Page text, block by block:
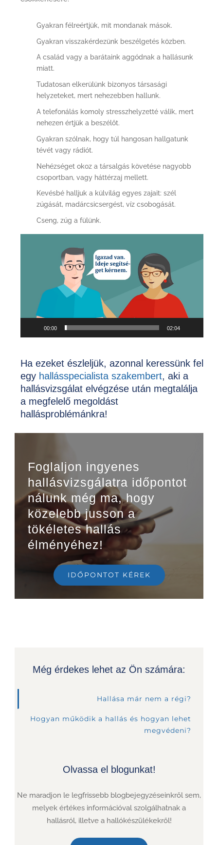
Gyakran félreértjük, mit mondanak mások.
Gyakran visszakérdezünk beszélgetés közben.
A család vagy a barátaink aggódnak a hallásunk
miatt.
Tudatosan elkerülünk bizonyos társasági
helyzeteket, mert nehezebben hallunk.
A telefonálás komoly stresszhelyzetté válik, mert
nehezen értjük a beszélőt.
Gyakran szólnak, hogy túl hangosan hallgatunk
tévét vagy rádiót.
Nehézséget okoz a társalgás követése nagyobb
csoportban, vagy háttérzaj mellett.
Kevésbé halljuk a külvilág egyes zajait: szél
zúgását, madárcsicsergést, víz csobogását.
Cseng, zúg a fülünk.
00:00 02:04
Ha ezeket észleljük, azonnal keressünk fel
egy hallásspecialista szakembert, aki a
hallásvizsgálat elvégzése után megtalálja
a megfelelő megoldást
hallásproblémánkra!
Foglaljon ingyenes
hallásvizsgálatra időpontot
nálunk még ma, hogy
közelebb jusson a
tökéletes hallás
élményéhez!
IDŐPONTOT KÉREK
Még érdekes lehet az Ön számára:
Hallása már nem a régi?
Hogyan működik a hallás és hogyan lehet
megvédeni?
Olvassa el blogunkat!
Ne maradjon le legfrissebb blogbejegyzéseinkről sem,
melyek értékes információval szolgálhatnak a
hallásról, illetve a hallókészülékekről!